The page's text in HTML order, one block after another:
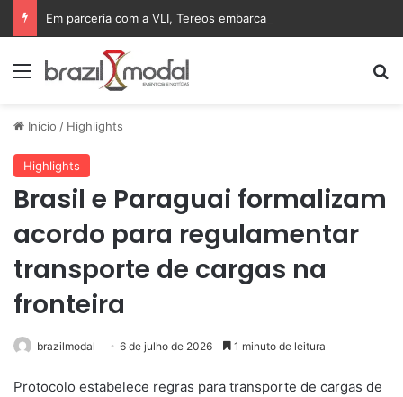
Menu
Início / Highlights
Highlights
Brasil e Paraguai formalizam
acordo para regulamentar
transporte de cargas na
fronteira
brazilmodal 6 de julho de 2026 1 minuto de leitura
Protocolo estabelece regras para transporte de cargas de